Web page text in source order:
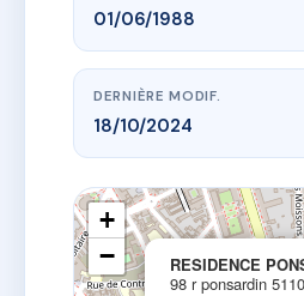
01/06/1988
DERNIÈRE MODIF.
18/10/2024
RESIDENCE
98 r ponsardin
+
−